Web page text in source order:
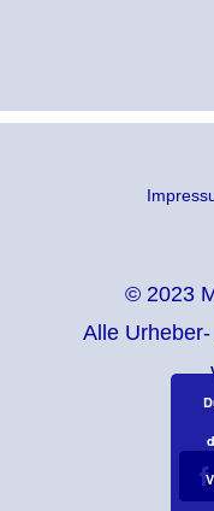
© 2023
Alle